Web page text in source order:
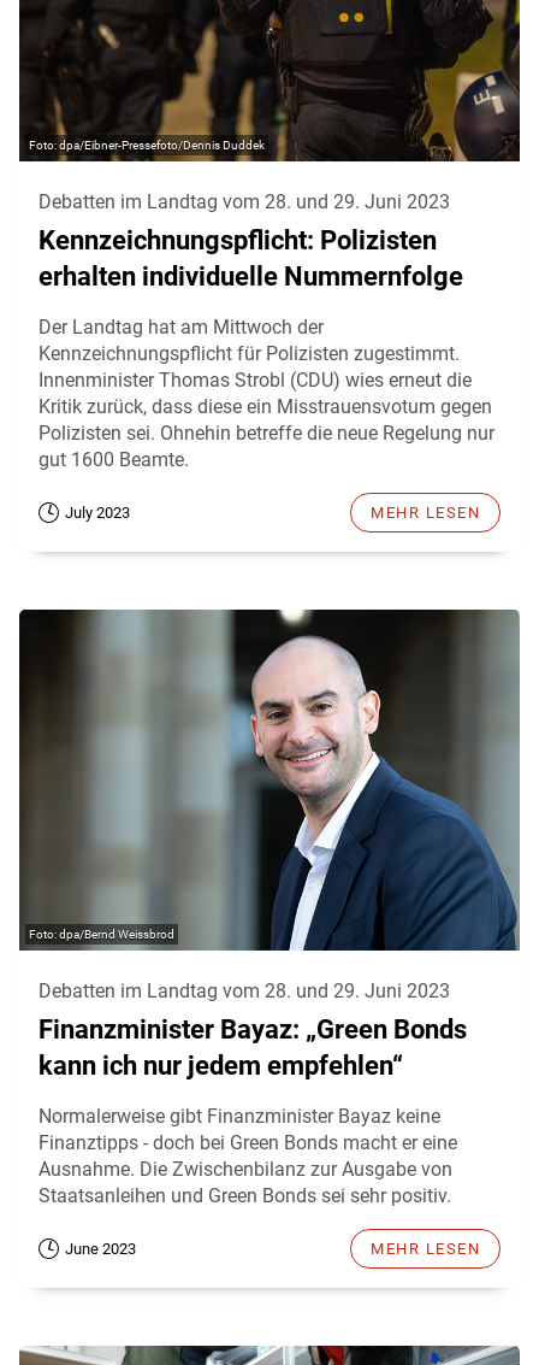
dpa/Eibner-Pressefoto/Dennis Duddek
Debatten im Landtag vom 28. und 29. Juni 2023
Kennzeichnungspflicht: Polizisten
erhalten individuelle Nummernfolge
Der Landtag hat am Mittwoch der
Kennzeichnungspflicht für Polizisten zugestimmt.
Innenminister Thomas Strobl (CDU) wies erneut die
Kritik zurück, dass diese ein Misstrauensvotum gegen
Polizisten sei. Ohnehin betreffe die neue Regelung nur
gut 1600 Beamte.
July 2023 MEHR LESEN
dpa/Bernd Weissbrod
Debatten im Landtag vom 28. und 29. Juni 2023
Finanzminister Bayaz: „Green Bonds
kann ich nur jedem empfehlen“
Normalerweise gibt Finanzminister Bayaz keine
Finanztipps - doch bei Green Bonds macht er eine
Ausnahme. Die Zwischenbilanz zur Ausgabe von
Staatsanleihen und Green Bonds sei sehr positiv.
June 2023 MEHR LESEN